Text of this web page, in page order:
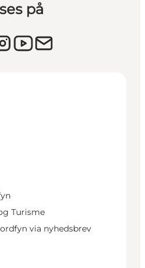
på
Turisme
via nyhedsbrev